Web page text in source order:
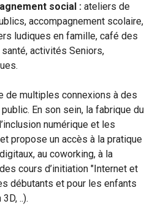
social : ateliers de
accompagnement scolaire,
ludiques en famille, café des
activités Seniors,
de multiples connexions à des
En son sein, la fabrique du
numérique et les
propose un accès à la pratique
au coworking, à la
cours d’initiation "Internet et
débutants et pour les enfants
..).